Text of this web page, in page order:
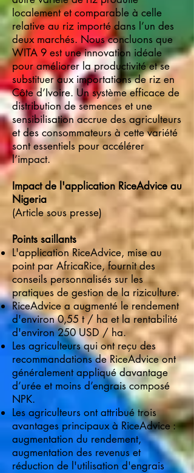
localement et comparable à celle
relative au riz importé dans l’un des
deux marchés. Nous concluons que
WITA 9 est une innovation idéale
pour améliorer la productivité et se
substituer aux importations de riz en
Côte d’Ivoire. Un système efficace de
distribution de semences et une
sensibilisation accrue des agriculteurs
et des consommateurs à cette variété
sont essentiels pour accélérer
l’impact.
Impact de l'application RiceAdvice au
Nigeria
(Article sous presse)
Points saillants
L'application RiceAdvice, mise au
point par AfricaRice, fournit des
conseils personnalisés sur les
pratiques de gestion de la riziculture.
RiceAdvice a augmenté le rendement
d'environ 0,55 t / ha et la rentabilité
d'environ 250 USD / ha.
Les agriculteurs qui ont reçu des
recommandations de RiceAdvice ont
généralement appliqué davantage
d’urée et moins d’engrais composé
NPK.
Les agriculteurs ont attribué trois
avantages principaux à RiceAdvice :
augmentation du rendement,
augmentation des revenus et
réduction de l'utilisation d'engrais